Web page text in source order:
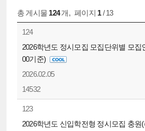
총 게시물 124개, 페이지 1/ 13
124
2026학년도 정시모집 모집단위별 모집
00기준)
2026.02.05
14532
123
2026학년도 신입학전형 정시모집 충원